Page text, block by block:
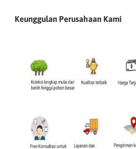
Keunggulan Perusahaan Kami